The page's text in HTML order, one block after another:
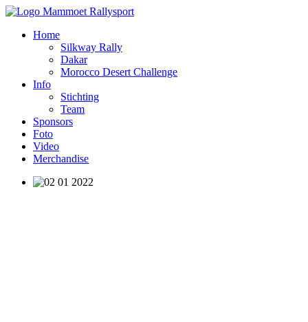
Home
Silkway Rally
Dakar
Morocco Desert Challenge
Info
Stichting
Team
Sponsors
Foto
Video
Merchandise